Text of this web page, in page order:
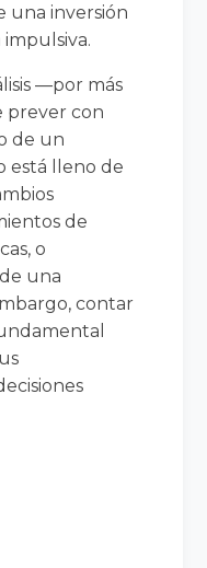
una inversión
—por más
prever con
de un
está lleno de
de
o
una
contar